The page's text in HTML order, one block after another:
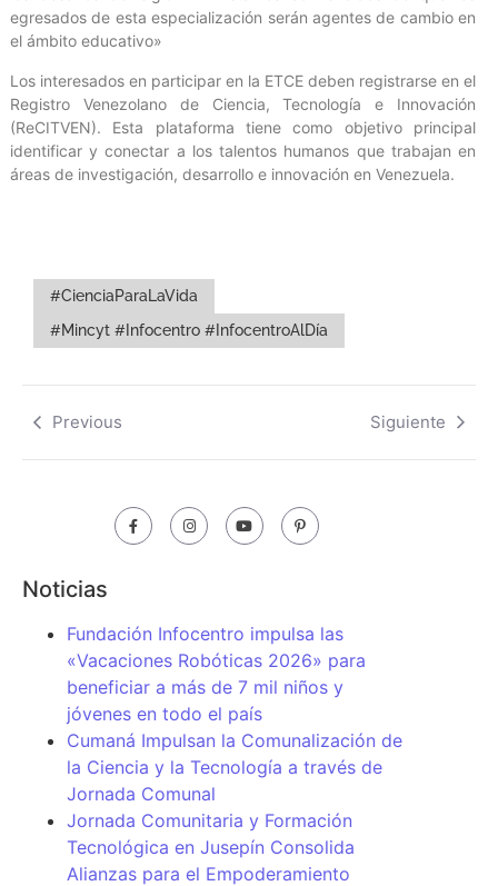
egresados de esta especialización serán agentes de cambio en
el ámbito educativo»
Los interesados en participar en la ETCE deben registrarse en el
Registro Venezolano de Ciencia, Tecnología e Innovación
(ReCITVEN). Esta plataforma tiene como objetivo principal
identificar y conectar a los talentos humanos que trabajan en
áreas de investigación, desarrollo e innovación en Venezuela.
#CienciaParaLaVida
#Mincyt #Infocentro #InfocentroAlDía
Previous Siguiente
Noticias
Fundación Infocentro impulsa las
«Vacaciones Robóticas 2026» para
beneficiar a más de 7 mil niños y
jóvenes en todo el país
Cumaná Impulsan la Comunalización de
la Ciencia y la Tecnología a través de
Jornada Comunal
Jornada Comunitaria y Formación
Tecnológica en Jusepín Consolida
Alianzas para el Empoderamiento